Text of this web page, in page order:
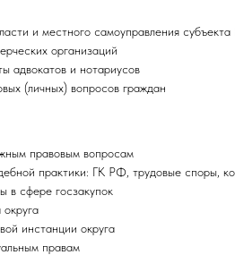
и местного самоуправления
организаций
адвокатов и нотариусов
(личных) вопросов граждан
правовым вопросам
практики: ГК РФ, трудовые споры,
в сфере госзакупок
инстанции округа
правам